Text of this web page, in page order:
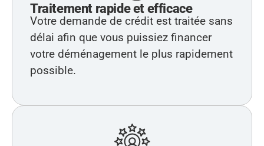
Traitement rapide et efficace
Votre demande de crédit est traitée sans
délai afin que vous puissiez financer
votre déménagement le plus rapidement
possible.